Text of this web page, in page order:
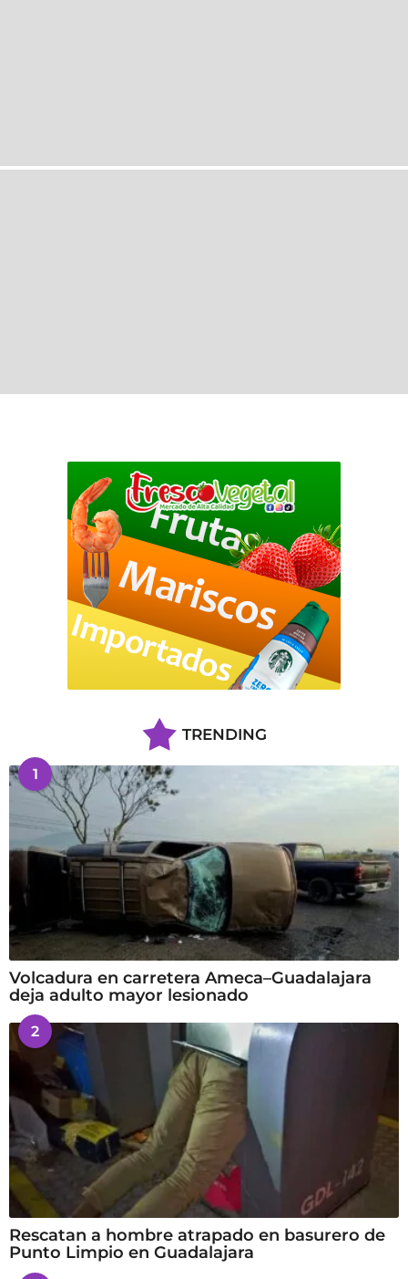
TRENDING
1
Volcadura en carretera Ameca–Guadalajara
deja adulto mayor lesionado
2
Rescatan a hombre atrapado en basurero de
Punto Limpio en Guadalajara